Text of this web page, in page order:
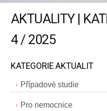
AKTUALITY |
4 / 2025
KATEGORIE AKTUALIT
Případové studie
Pro nemocnice